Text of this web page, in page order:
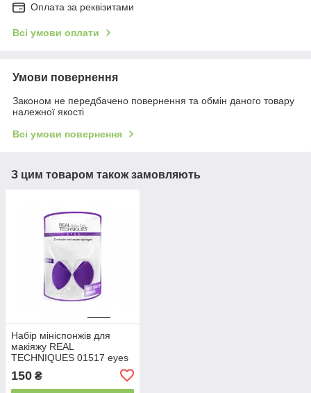
Оплата за реквізитами
Всі умови оплати
Умови повернення
Законом не передбачено повернення та обмін даного товару
належної якості
Всі умови повернення
З цим товаром також замовляють
Набір мініспонжів для
макіяжу REAL
TECHNIQUES 01517 eyes
2 miracle eraser sponges
(2 шт.)
150 ₴